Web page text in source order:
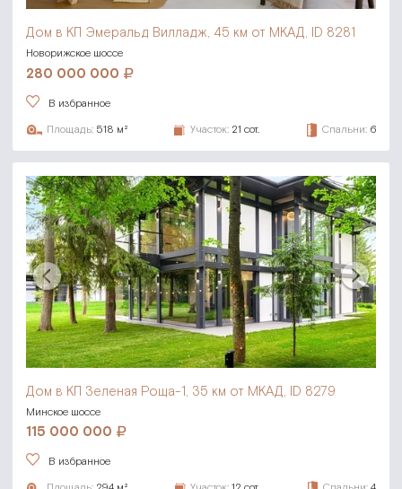
Дом в КП Эмеральд Вилладж, 45 км от МКАД, ID 8281
Новорижское шоссе
280 000 000
В избранное
Площадь: 518 м² Участок: 21 сот. Спальни: 6
Дом в КП Зеленая Роща-1, 35 км от МКАД, ID 8279
Минское шоссе
115 000 000
В избранное